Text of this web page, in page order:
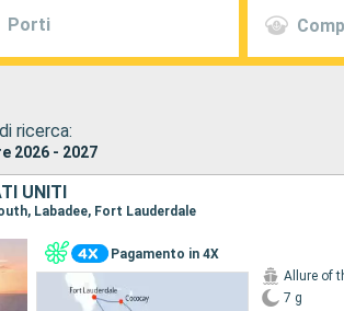
Porti
ricerca:
2026 - 2027
UNITI
Labadee, Fort Lauderdale
Pagamento in 4X
Allure of
7 g